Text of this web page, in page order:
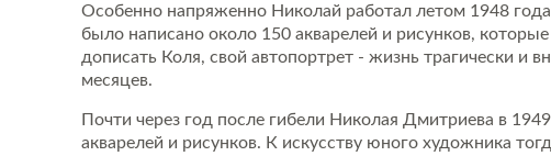
Особенно напряженно Николай работал летом 1948
было написано около 150 акварелей и рисунков,
дописать Коля, свой автопортрет - жизнь трагически и
месяцев.
Почти через год после гибели Николая Дмитриева в
акварелей и рисунков. К искусству юного художника